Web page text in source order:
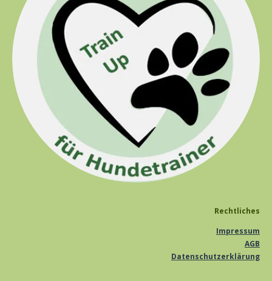
Rechtliches
Impressum
AGB
Datenschutzerklärung